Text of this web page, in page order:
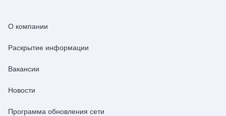
О компании
Раскрытие информации
Вакансии
Новости
Программа обновления сети